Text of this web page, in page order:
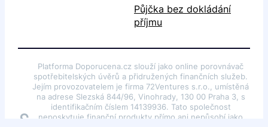
Půjčka bez dokládání
příjmu
Platforma Doporucena.cz slouží jako online porovnávač
spotřebitelských úvěrů a přidružených finančních služeb.
Jejím provozovatelem je firma 72Ventures s.r.o., umístěná
na adrese Slezská 844/96, Vinohrady, 130 00 Praha 3, s
identifikačním číslem 14139936. Tato společnost
neposkytuje finanční produkty přímo ani nepůsobí jako